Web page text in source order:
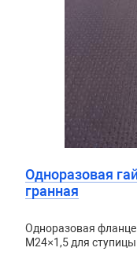
Одноразовая
гранная
Одноразовая
М24×1,5 для